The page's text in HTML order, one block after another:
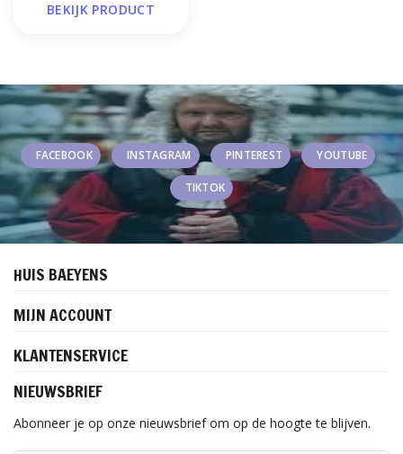
BEKIJK PRODUCT
FACEBOOK INSTAGRAM PINTEREST YOUTUBE
TIKTOK
HUIS BAEYENS
MIJN ACCOUNT
KLANTENSERVICE
NIEUWSBRIEF
Abonneer je op onze nieuwsbrief om op de hoogte te blijven.